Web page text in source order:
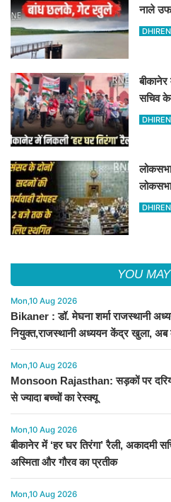
नाले
बच्चों
बीकानेर
सचिव
और
YOU
Mon,10 Aug 2026
Bikaner : डॉ. मेघना शर्मा राजस्थानी
नियुक्त,राजस्थानी अध्ययन केंद्र खुला,
Mon,10 Aug 2026
Monsoon Rajasthan: सड़कों पर
से ज्यादा बच्चों का रेस्क्यू
Mon,10 Aug 2026
बीकानेर में ‘हर घर तिरंगा’ रैली, अकादमी
अस्मिता और गौरव का प्रतीक
Mon,10 Aug 2026